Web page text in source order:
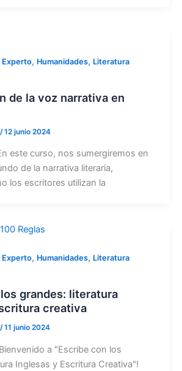
Experto, Humanidades, Literatura
de la voz narrativa en
/12 junio 2024
este curso, nos sumergiremos en
de la narrativa literaria,
los escritores utilizan la
Experto, Humanidades, Literatura
grandes: literatura
creativa
/11 junio 2024
a "Escribe con los
Inglesas y Escritura Creativa"!